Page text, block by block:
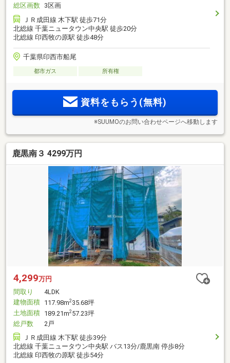
総区画数 3区画
ＪＲ成田線 木下駅 徒歩71分
北総線 千葉ニュータウン中央駅 徒歩20分
北総線 印西牧の原駅 徒歩48分
千葉県印西市船尾
都市ガス 所有権
資料をもらう(無料)
※SUUMOのお問い合わせページへ移動します
鹿黒南３ 4299万円
4,299万円
間取り
4LDK
建物面積 117.98m2 35.68坪
土地面積 189.21m2 57.23坪
総戸数
2戸
ＪＲ成田線 木下駅 徒歩39分
北総線 千葉ニュータウン中央駅 バス13分/鹿黒南 停歩8分
北総線 印西牧の原駅 徒歩54分